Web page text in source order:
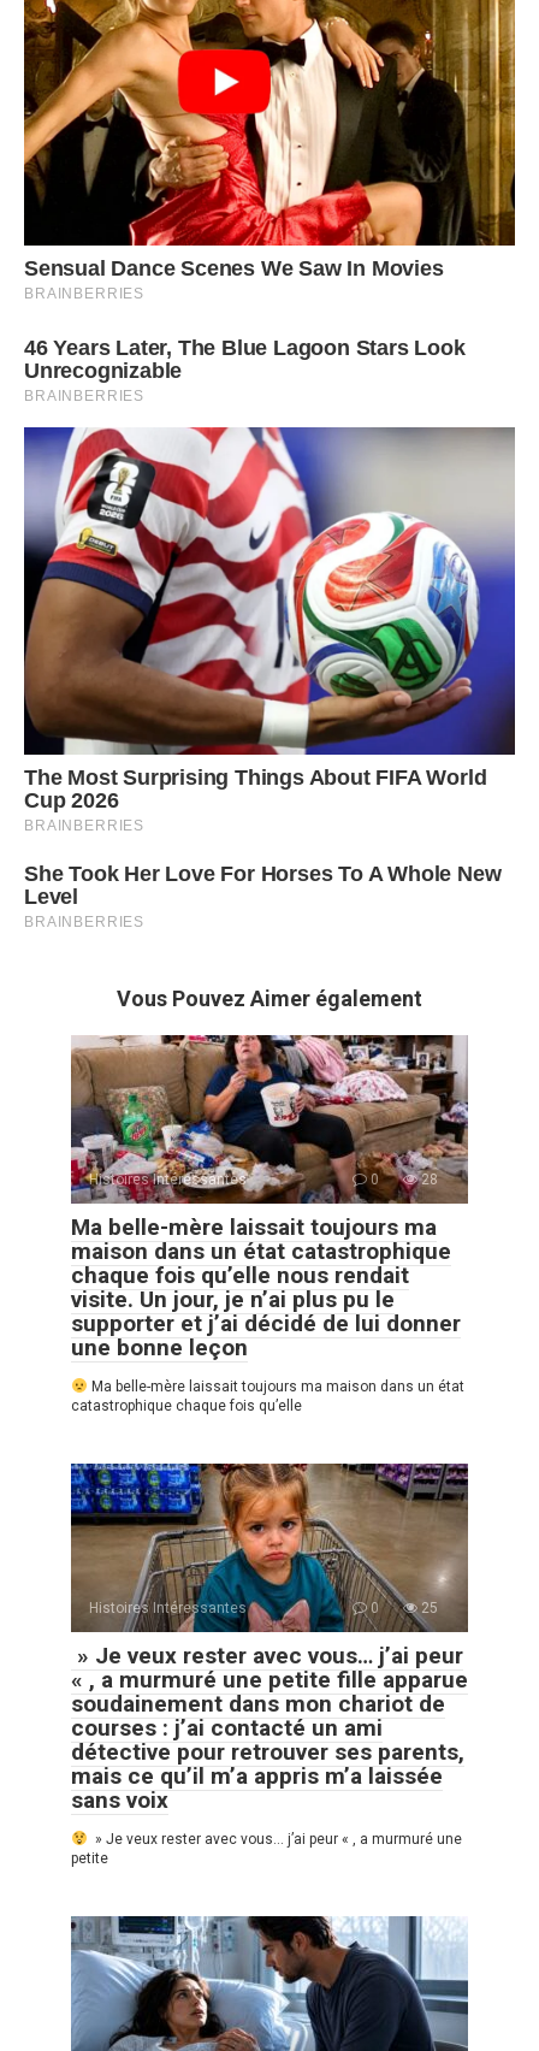
Vous Pouvez Aimer également
Histoires Intéressantes 0 28
Ma belle-mère laissait toujours ma
maison dans un état catastrophique
chaque fois qu’elle nous rendait
visite. Un jour, je n’ai plus pu le
supporter et j’ai décidé de lui donner
une bonne leçon
Ma belle-mère laissait toujours ma maison dans un état
catastrophique chaque fois qu’elle
Histoires Intéressantes 0 25
» Je veux rester avec vous… j’ai peur
« , a murmuré une petite fille apparue
soudainement dans mon chariot de
courses : j’ai contacté un ami
détective pour retrouver ses parents,
mais ce qu’il m’a appris m’a laissée
sans voix
» Je veux rester avec vous… j’ai peur « , a murmuré une
petite